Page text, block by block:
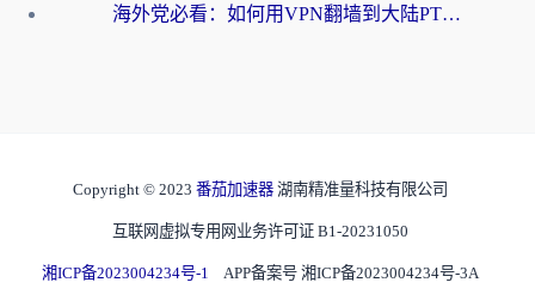
海外党必看：如何用VPN翻墙到大陆PTT？一篇解决你所有回国加速痛点
Copyright © 2023 番茄加速器 湖南精准量科技有限公司
互联网虚拟专用网业务许可证 B1-20231050
湘ICP备2023004234号-1 APP备案号 湘ICP备2023004234号-3A